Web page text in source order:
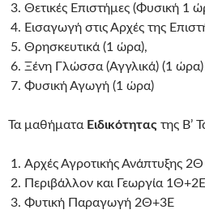
Θετικές Επιστήμες (Φυσική 1
Εισαγωγή στις Αρχές της
Θρησκευτικά (1 ώρα),
Ξένη Γλώσσα (Αγγλικά) (1 ώρα)
Φυσική Αγωγή (1 ώρα)
Τα μαθήματα Ειδικότητας της Β’
Αρχές Αγροτικής Ανάπτυξης 2Θ
Περιβάλλον και Γεωργία 1Θ+2Ε
Φυτική Παραγωγή 2Θ+3Ε